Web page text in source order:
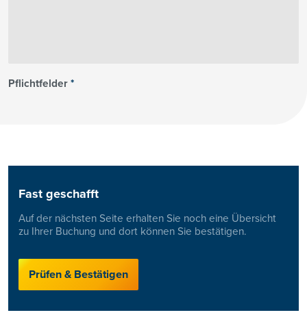
Pflichtfelder*
Fast geschafft
Auf der nächsten Seite erhalten Sie noch eine Übersicht
zu Ihrer Buchung und dort können Sie bestätigen.
Prüfen & Bestätigen